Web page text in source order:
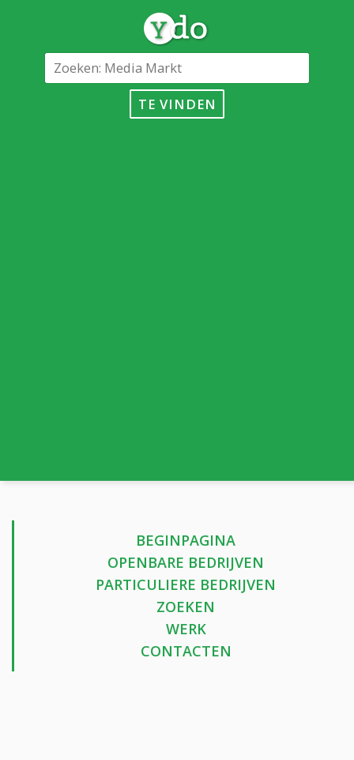
TE VINDEN
BEGINPAGINA
OPENBARE BEDRIJVEN
PARTICULIERE BEDRIJVEN
ZOEKEN
WERK
CONTACTEN